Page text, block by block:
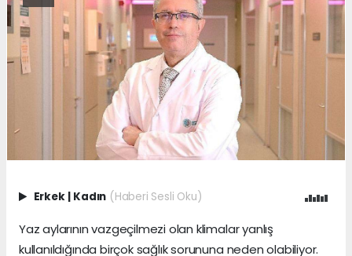
Erkek | Kadın (Haberi Sesli Oku)
Yaz aylarının vazgeçilmezi olan klimalar yanlış
kullanıldığında birçok sağlık sorununa neden olabiliyor.